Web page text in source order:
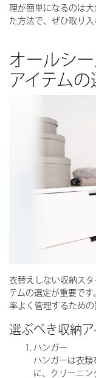
理が簡単になるのは
た方法で、ぜひ取り入
オールシ
アイテムの
衣替えしない収納ス
テムの選定が重要で
率よく管理するための
選ぶべき収納ア
ハンガー
ハンガーは衣類
に、クリーニン